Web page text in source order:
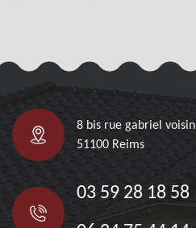
8 bis rue gabriel voisin
51100 Reims
03 59 28 18 58